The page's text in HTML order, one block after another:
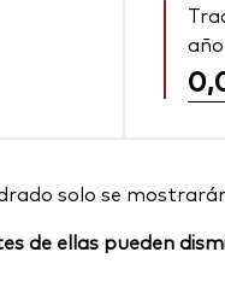
año
solo se
de ellas pueden